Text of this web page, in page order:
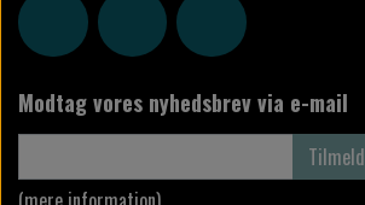
Modtag vores nyhedsbrev via e-mail
Tilmeld